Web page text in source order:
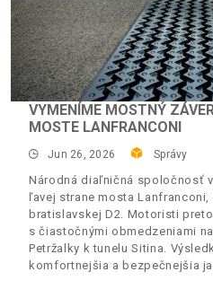
VYMENÍME MOSTNÝ
MOSTE LANFRANCONI
Jun 26, 2026 Správy
Národná diaľničná spoločnosť
ľavej strane mosta
bratislavskej D2. Motoristi
s čiastočnými obmedzeniami
Petržalky k tunelu Sitina.
komfortnejšia a bezpečnejšia